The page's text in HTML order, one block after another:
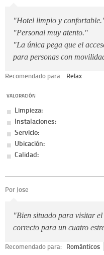
"Hotel limpio y
"Personal muy atento."
"La única pega que el
para personas con
Recomendado para: Relax
VALORACIÓN
Limpieza:
Instalaciones:
Servicio:
Ubicación:
Calidad:
Por Jose
"Bien situado para visitar
correcto para un cuatro
Recomendado para: Románticos